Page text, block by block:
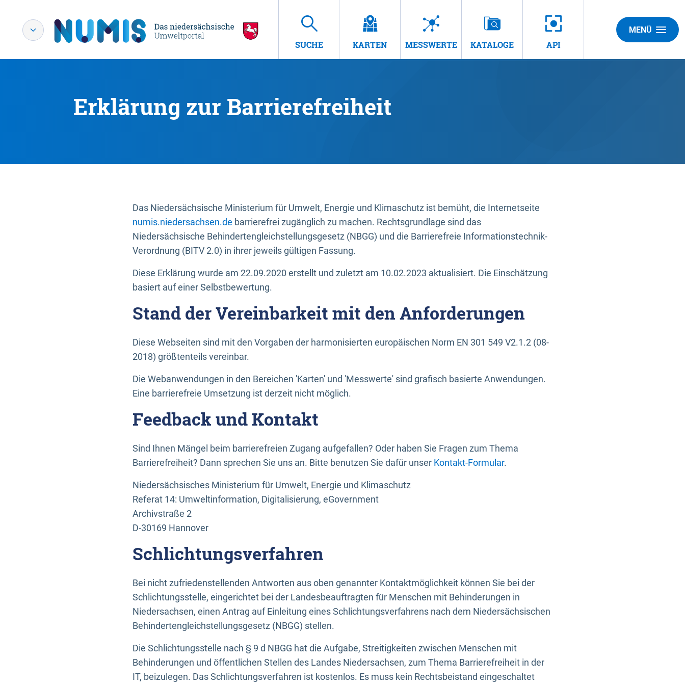
SUCHE KARTEN MESSWERTE KATALOGE API
MENÜ
Erklärung zur Barrierefreiheit
Das Niedersächsische Ministerium für Umwelt, Energie und Klimaschutz ist bemüht, die Internetseite
numis.niedersachsen.de barrierefrei zugänglich zu machen. Rechtsgrundlage sind das
Niedersächsische Behindertengleichstellungsgesetz (NBGG) und die Barrierefreie Informationstechnik-
Verordnung (BITV 2.0) in ihrer jeweils gültigen Fassung.
Diese Erklärung wurde am 22.09.2020 erstellt und zuletzt am 10.02.2023 aktualisiert. Die Einschätzung
basiert auf einer Selbstbewertung.
Stand der Vereinbarkeit mit den Anforderungen
Diese Webseiten sind mit den Vorgaben der harmonisierten europäischen Norm EN 301 549 V2.1.2 (08-
2018) größtenteils vereinbar.
Die Webanwendungen in den Bereichen 'Karten' und 'Messwerte' sind grafisch basierte Anwendungen.
Eine barrierefreie Umsetzung ist derzeit nicht möglich.
Feedback und Kontakt
Sind Ihnen Mängel beim barrierefreien Zugang aufgefallen? Oder haben Sie Fragen zum Thema
Barrierefreiheit? Dann sprechen Sie uns an. Bitte benutzen Sie dafür unser Kontakt-Formular.
Niedersächsisches Ministerium für Umwelt, Energie und Klimaschutz
Referat 14: Umweltinformation, Digitalisierung, eGovernment
Archivstraße 2
D-30169 Hannover
Schlichtungsverfahren
Bei nicht zufriedenstellenden Antworten aus oben genannter Kontaktmöglichkeit können Sie bei der
Schlichtungsstelle, eingerichtet bei der Landesbeauftragten für Menschen mit Behinderungen in
Niedersachsen, einen Antrag auf Einleitung eines Schlichtungsverfahrens nach dem Niedersächsischen
Behindertengleichstellungsgesetz (NBGG) stellen.
Die Schlichtungsstelle nach § 9 d NBGG hat die Aufgabe, Streitigkeiten zwischen Menschen mit
Behinderungen und öffentlichen Stellen des Landes Niedersachsen, zum Thema Barrierefreiheit in der
IT, beizulegen. Das Schlichtungsverfahren ist kostenlos. Es muss kein Rechtsbeistand eingeschaltet